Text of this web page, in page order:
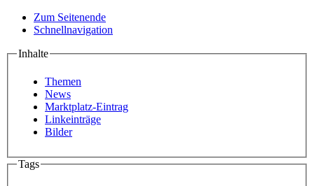
Zum Seitenende
Schnellnavigation
Inhalte
Themen
News
Marktplatz-Eintrag
Linkeinträge
Bilder
Tags